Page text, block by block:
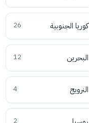
كوريا الجنوبية 26
البحرين 12
النرويج 4
2